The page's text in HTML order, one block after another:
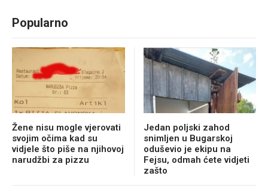
Popularno
Žene nisu mogle vjerovati
svojim očima kad su
vidjele što piše na njihovoj
narudžbi za pizzu
Jedan poljski zahod
snimljen u Bugarskoj
oduševio je ekipu na
Fejsu, odmah ćete vidjeti
zašto